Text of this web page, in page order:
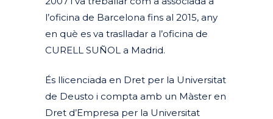
l’oficina de Barcelona fins al 2015, any
en què es va traslladar a l’oficina de
CURELL SUÑOL a Madrid.
És llicenciada en Dret per la Universitat
de Deusto i compta amb un Màster en
Dret d’Empresa per la Universitat